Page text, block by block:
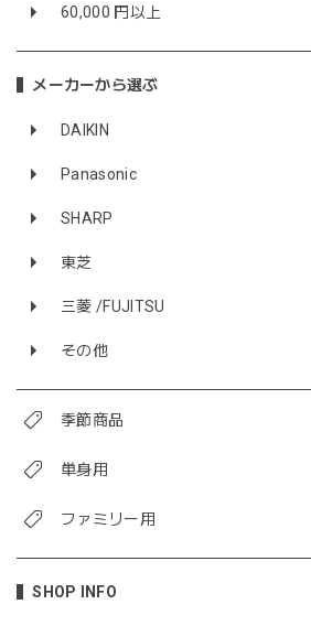
60,000 円以上
メーカーから選ぶ
DAIKIN
Panasonic
SHARP
東芝
三菱 /FUJITSU
その他
季節商品
単身用
ファミリー用
SHOP INFO